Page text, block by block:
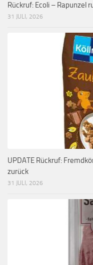
Rückruf: Ecoli – Rapunzel
31 JULI, 2026
UPDATE Rückruf:
zurück
31 JULI, 2026